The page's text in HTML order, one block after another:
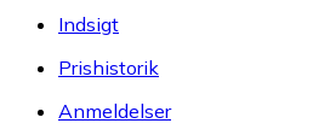
Indsigt
Prishistorik
Anmeldelser